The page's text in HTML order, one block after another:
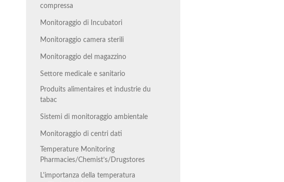
compressa
Monitoraggio di Incubatori
Monitoraggio camera sterili
Monitoraggio del magazzino
Settore medicale e sanitario
Produits alimentaires et industrie du
tabac
Sistemi di monitoraggio ambientale
Monitoraggio di centri dati
Temperature Monitoring
Pharmacies/Chemist’s/Drugstores
L'importanza della temperatura